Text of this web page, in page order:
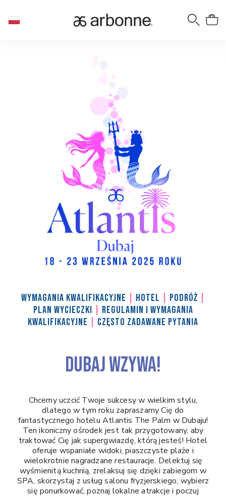
WYMAGANIA KWALIFIKACYJNE HOTEL PODRÓŻ
PLAN WYCIECZKI
REGULAMIN I WYMAGANIA
KWALIFIKACYJNE
CZĘSTO ZADAWANE PYTANIA
DUBAJ WZYWA!
Chcemy uczcić Twoje sukcesy w wielkim stylu,
dlatego w tym roku zapraszamy Cię do
fantastycznego hotelu Atlantis The Palm w Dubaju!
Ten ikoniczny ośrodek jest tak przygotowany, aby
traktować Cię jak supergwiazdę, którą jesteś! Hotel
oferuje wspaniałe widoki, piaszczyste plaże i
wielokrotnie nagradzane restauracje. Delektuj się
wyśmienitą kuchnią, zrelaksuj się dzięki zabiegom w
SPA, skorzystaj z usług salonu fryzjerskiego, wybierz
się ponurkować, poznaj lokalne atrakcje i poczuj